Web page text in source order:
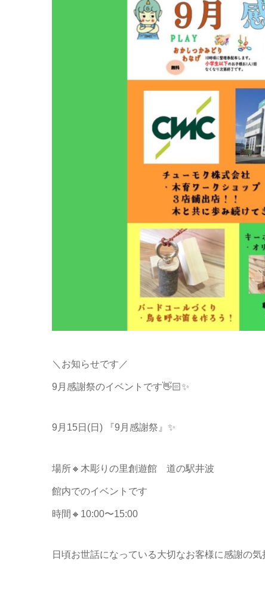
＼お知らせです／
9月感謝祭のイベントです👋🏻✨
9月15日(日) 『9月感謝祭』✨
場所🔸木彫りの里創遊館 道の駅井波
館内でのイベントです
時間🔸10:00〜15:00
日頃お世話になっている大切なお客様に感謝の